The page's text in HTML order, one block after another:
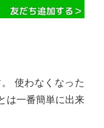
使わなくなった
は一番簡単に出来